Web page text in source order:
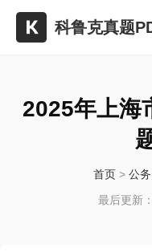
科鲁克真题
2025年上海
首页 > 公
最后更新